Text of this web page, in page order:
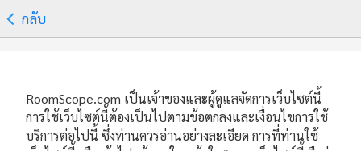
กลับ
RoomScope.com เป็นเจ้าของและผู้ดูแลจัดการเว็บไซต์นี้
การใช้เว็บไซต์นี้ต้องเป็นไปตามข้อตกลงและเงื่อนไขการใช้
บริการต่อไปนี้ ซึ่งท่านควรอ่านอย่างละเอียด การที่ท่านใช้